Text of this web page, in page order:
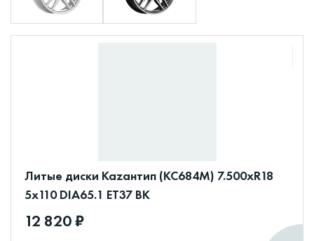
Литые диски Каzантип (КС684М) 7.500xR18
5x110 DIA65.1 ET37 BK
12 820 ₽